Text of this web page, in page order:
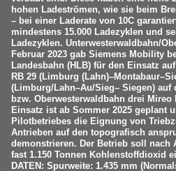
hohen Ladeströmen, wie sie beim
– bei einer Laderate von 10C
mindestens 15.000 Ladezyklen und
Ladezyklen. Unterwesterwaldbahn/
Februar 2023 gab Siemens Mobility
Landesbahn (HLB) für den Einsatz
RB 29 (Limburg
(Limburg/Lahn–Au/Sieg– Siegen) auf
bzw. Oberwesterwaldbahn drei
Einsatz ist ab Sommer 2025 geplant
Pilotbetriebes die Eignung von
Antrieben auf den topografisch
demonstrieren. Der Betrieb soll nach
fast 1.150 Tonnen Kohlenstoffdioxid
DATEN: Spurweite: 1.435 mm